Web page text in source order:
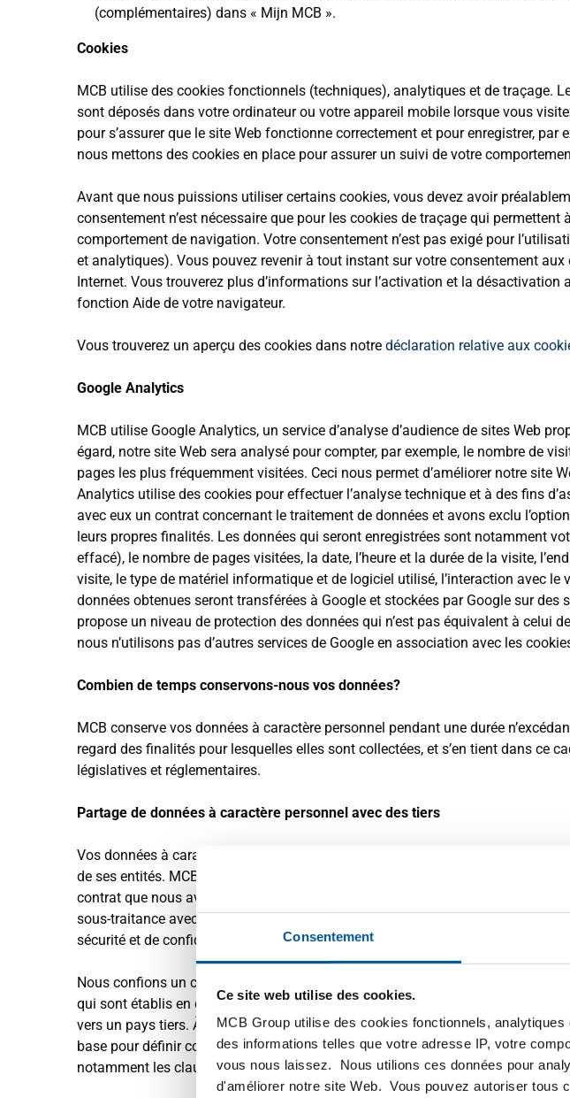
Consentement
Ce site web utilise des cookies.
MCB Group utilise des cookies fonctionnels,
des informations telles que votre adresse IP, votre
vous nous laissez. Nous utilions ces données pour
d'améliorer notre site Web. Vous pouvez autoriser
(complémentaires) dans « Mijn MCB ».
Cookies
MCB utilise des cookies fonctionnels (techniques), analytiques et de traçage.
sont déposés dans votre ordinateur ou votre appareil mobile lorsque vous
pour s’assurer que le site Web fonctionne correctement et pour enregistrer, par
nous mettons des cookies en place pour assurer un suivi de votre
Avant que nous puissions utiliser certains cookies, vous devez avoir
consentement n’est nécessaire que pour les cookies de traçage qui permettent
comportement de navigation. Votre consentement n’est pas exigé pour
et analytiques). Vous pouvez revenir à tout instant sur votre consentement
Internet. Vous trouverez plus d’informations sur l’activation et la
fonction Aide de votre navigateur.
Vous trouverez un aperçu des cookies dans notre déclaration relative aux
Google Analytics
MCB utilise Google Analytics, un service d’analyse d’audience de sites Web
égard, notre site Web sera analysé pour compter, par exemple, le nombre de
pages les plus fréquemment visitées. Ceci nous permet d’améliorer notre site
Analytics utilise des cookies pour effectuer l’analyse technique et à des fins
avec eux un contrat concernant le traitement de données et avons exclu
leurs propres finalités. Les données qui seront enregistrées sont notamment
effacé), le nombre de pages visitées, la date, l’heure et la durée de la visite,
visite, le type de matériel informatique et de logiciel utilisé, l’interaction avec le
données obtenues seront transférées à Google et stockées par Google sur des
propose un niveau de protection des données qui n’est pas équivalent à celui
nous n’utilisons pas d’autres services de Google en association avec les
Combien de temps conservons-nous vos données?
MCB conserve vos données à caractère personnel pendant une durée
regard des finalités pour lesquelles elles sont collectées, et s’en tient dans ce
législatives et réglementaires.
Partage de données à caractère personnel avec des tiers
Vos données à caractère personnel peuvent être échangées et combinées au
de ses entités. MCB ne vend pas vos données à des tiers et ne les communique
contrat que nous avons conclu avec vous ou pour nous conformer à une
sous-traitance avec les entreprises qui traitent vos données pour notre
sécurité et de confidentialité de vos données. MCB reste responsable de ces
Nous confions un certain nombre de services et de prestations à des
qui sont établis en dehors de l’UE (par exemple prestataires de services
vers un pays tiers. À cet effet, les exigences légales concernant les règles de
base pour définir contractuellement avec le prestataire un niveau de
notamment les clauses contractuelles types de l’UE.